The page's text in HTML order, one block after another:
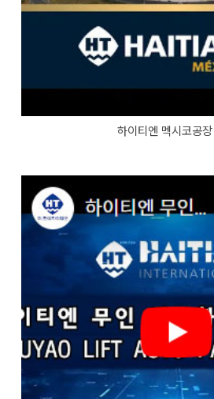
하이티엔 멕시코공장